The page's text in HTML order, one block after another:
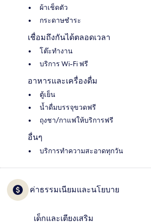
ผ้าเช็ดตัว
กระดาษชำระ
เชื่อมถึงกันได้ตลอดเวลา
โต๊ะทำงาน
บริการ Wi-Fi ฟรี
อาหารและเครื่องดื่ม
ตู้เย็น
น้ำดื่มบรรจุขวดฟรี
ถุงชา/กาแฟให้บริการฟรี
อื่นๆ
บริการทำความสะอาดทุกวัน
ค่าธรรมเนียมและนโยบาย
เด็กและเตียงเสริม